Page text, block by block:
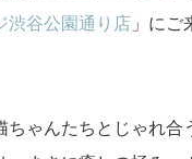
渋谷公園通り店 」にご
ちゃんたちとじゃれ